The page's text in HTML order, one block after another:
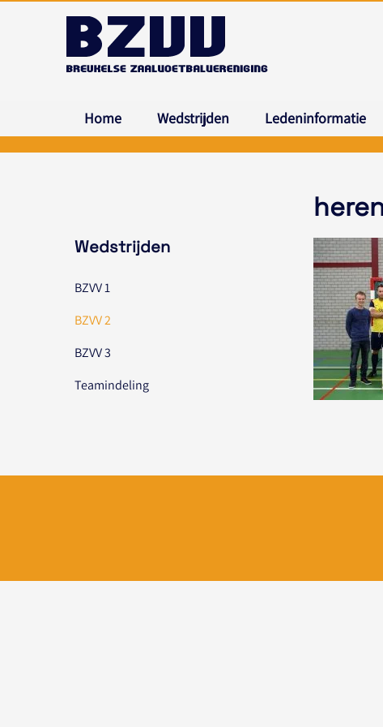
Home Wedstrijden Ledeninformatie
Wedstrijden
BZVV 1
BZVV 2
BZVV 3
Teamindeling